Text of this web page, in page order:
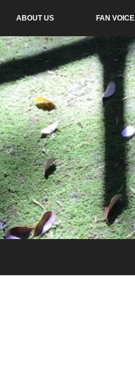
ABOUT US FAN VOICE